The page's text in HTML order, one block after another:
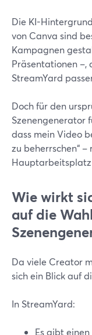
Die KI-
von Canva sind
Kampagnen
Präsentationen –,
StreamYard
Doch für den
Szenengenerator
dass mein Video
zu beherrschen“
Wie wirkt
auf die
Da viele Creator
sich ein Blick auf
In StreamYard:
Es gibt einen